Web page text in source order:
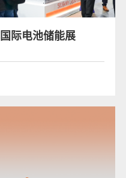
际电池储能展